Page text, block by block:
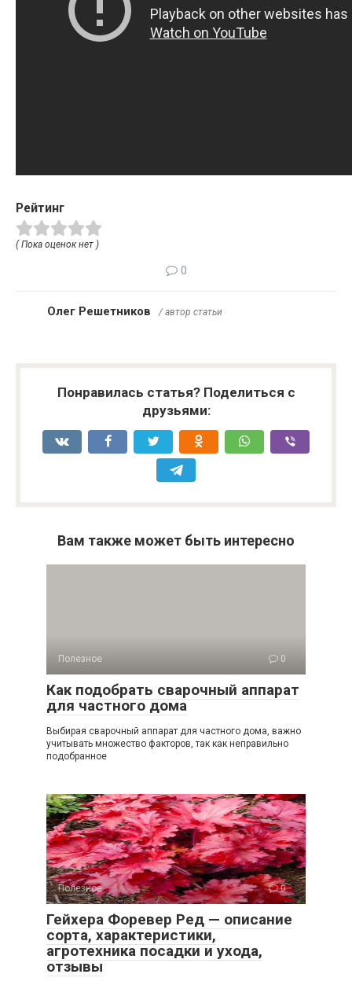
Рейтинг
( Пока оценок нет )
0
Олег Решетников / автор статьи
Понравилась статья? Поделиться с
друзьями:
Вам также может быть интересно
Полезное 0
Как подобрать сварочный аппарат
для частного дома
Выбирая сварочный аппарат для частного дома, важно
учитывать множество факторов, так как неправильно
подобранное
Полезное 0
Гейхера Форевер Ред — описание
сорта, характеристики,
агротехника посадки и ухода,
отзывы